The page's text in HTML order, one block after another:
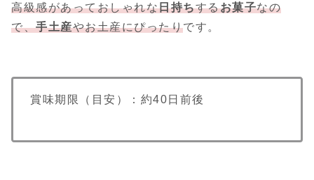
高級感があっておしゃれな日持ちするお菓子なの
で、手土産やお土産にぴったりです。
賞味期限（目安）：約40日前後